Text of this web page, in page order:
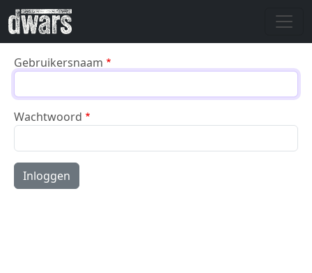
Overslaan en naar de inhoud gaan
Gebruikersnaam
Wachtwoord